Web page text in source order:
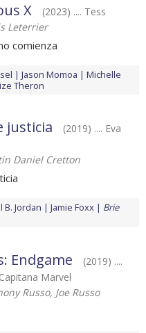
X
(2023) .... Tess
Leterrier
comienza
Jason Momoa
Michelle
Theron
justicia
(2019) .... Eva
Daniel Cretton
B. Jordan Jamie Foxx
Brie
Endgame
(2019) ....
Marvel
Russo, Joe Russo